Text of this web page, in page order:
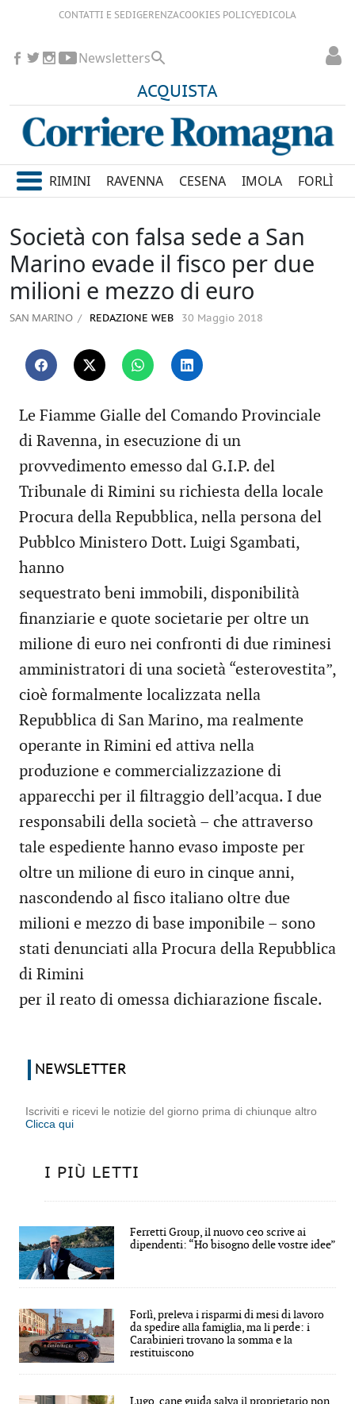
CONTATTI E SEDIGERENZACOOKIES POLICYEDICOLA
ACQUISTA
Newsletters
RIMINI RAVENNA CESENA IMOLA FORLÌ
Società con falsa sede a San
Marino evade il fisco per due
milioni e mezzo di euro
SAN MARINO REDAZIONE WEB 30 Maggio 2018
Le Fiamme Gialle del Comando Provinciale
di Ravenna, in esecuzione di un
provvedimento emesso dal G.I.P. del
Tribunale di Rimini su richiesta della locale
Procura della Repubblica, nella persona del
Pubblco Ministero Dott. Luigi Sgambati,
hanno
sequestrato beni immobili, disponibilità
finanziarie e quote societarie per oltre un
milione di euro nei confronti di due riminesi
amministratori di una società “esterovestita”,
cioè formalmente localizzata nella
Repubblica di San Marino, ma realmente
operante in Rimini ed attiva nella
produzione e commercializzazione di
apparecchi per il filtraggio dell’acqua. I due
responsabili della società – che attraverso
tale espediente hanno evaso imposte per
oltre un milione di euro in cinque anni,
nascondendo al fisco italiano oltre due
milioni e mezzo di base imponibile – sono
stati denunciati alla Procura della Repubblica
di Rimini
per il reato di omessa dichiarazione fiscale.
NEWSLETTER
Iscriviti e ricevi le notizie del giorno prima di chiunque altro
Clicca qui
I PIÙ LETTI
Ferretti Group, il nuovo ceo scrive ai
dipendenti: “Ho bisogno delle vostre idee”
Forlì, preleva i risparmi di mesi di lavoro
da spedire alla famiglia, ma li perde: i
Carabinieri trovano la somma e la
restituiscono